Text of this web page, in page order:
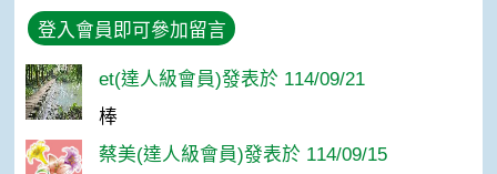
登入會員即可參加留言
et(達人級會員)發表於 114/09/21
棒
蔡美(達人級會員)發表於 114/09/15